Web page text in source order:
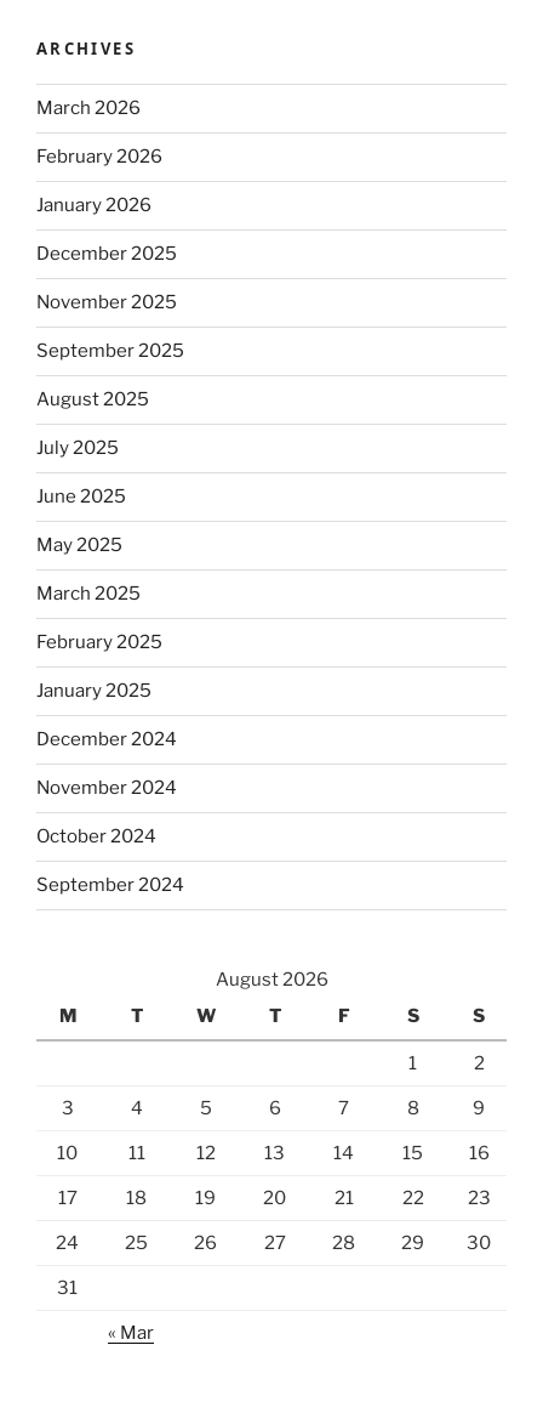
ARCHIVES
March 2026
February 2026
January 2026
December 2025
November 2025
September 2025
August 2025
July 2025
June 2025
May 2025
March 2025
February 2025
January 2025
December 2024
November 2024
October 2024
September 2024
August 2026
M
T W T F S S
1 2
3 4 5 6 7 8 9
10 11 12 13 14 15 16
17 18 19 20 21 22 23
24 25 26 27 28 29 30
31
« Mar